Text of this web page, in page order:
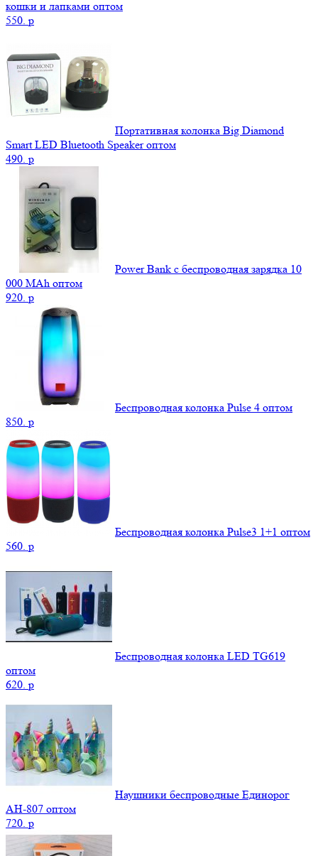
кошки и лапками оптом
550. p
Портативная колонка Big Diamond
Smart LED Bluetooth Speaker оптом
490. p
Power Bank c беспроводная зарядка 10
000 MAh оптом
920. p
Беспроводная колонка Pulse 4 оптом
850. p
Беспроводная колонка Pulse3 1+1 оптом
560. p
Беспроводная колонка LED TG619
оптом
620. p
Наушники беспроводные Единорог
AH-807 оптом
720. p